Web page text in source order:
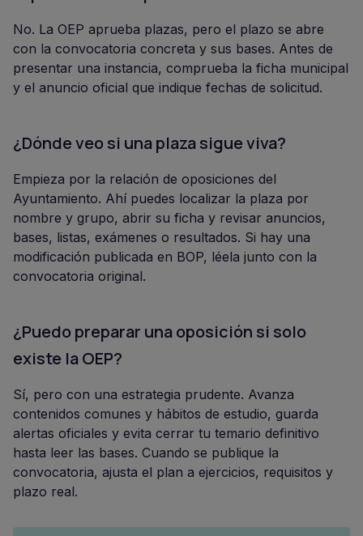
No. La OEP aprueba plazas, pero el plazo se abre
con la convocatoria concreta y sus bases. Antes de
presentar una instancia, comprueba la ficha municipal
y el anuncio oficial que indique fechas de solicitud.
¿Dónde veo si una plaza sigue viva?
Empieza por la relación de oposiciones del
Ayuntamiento. Ahí puedes localizar la plaza por
nombre y grupo, abrir su ficha y revisar anuncios,
bases, listas, exámenes o resultados. Si hay una
modificación publicada en BOP, léela junto con la
convocatoria original.
¿Puedo preparar una oposición si solo
existe la OEP?
Sí, pero con una estrategia prudente. Avanza
contenidos comunes y hábitos de estudio, guarda
alertas oficiales y evita cerrar tu temario definitivo
hasta leer las bases. Cuando se publique la
convocatoria, ajusta el plan a ejercicios, requisitos y
plazo real.